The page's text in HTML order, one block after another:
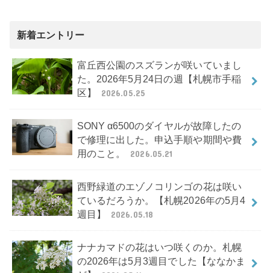
新着エントリー
富丘西公園のスズランが咲いていまし
た。2026年5月24日の週【札幌市手稲
区】
2026.05.25
SONY α6500のダイヤルが故障したの
で修理に出した。申込手順や期間や費
用のこと。
2026.05.21
西野緑道のエゾノコリンゴの花は咲い
ているだろうか。【札幌2026年の5月4
週目】
2026.05.18
ナナカマドの花はいつ咲くのか。札幌
の2026年は5月3週目でした【ななかま